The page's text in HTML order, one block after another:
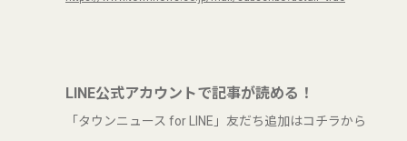
LINE公式アカウントで記事が読める！
「タウンニュース for LINE」友だち追加はコチラから